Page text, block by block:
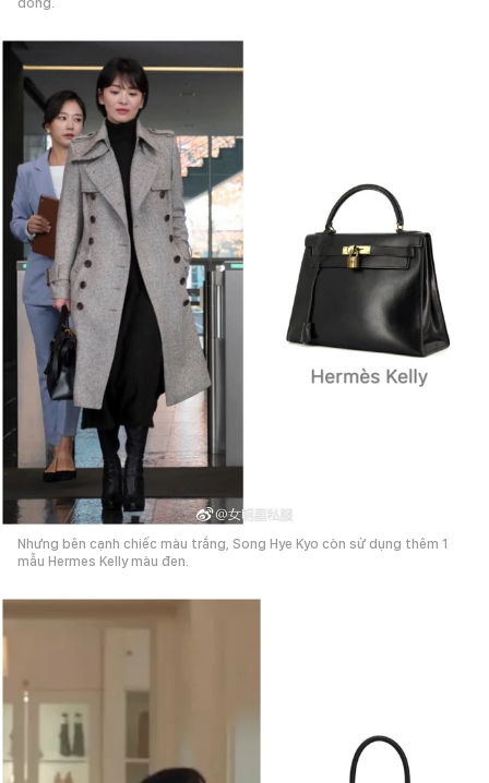
Nhưng bên cạnh chiếc màu trắng, Song Hye Kyo còn sử dụng thêm 1
mẫu Hermes Kelly màu đen.